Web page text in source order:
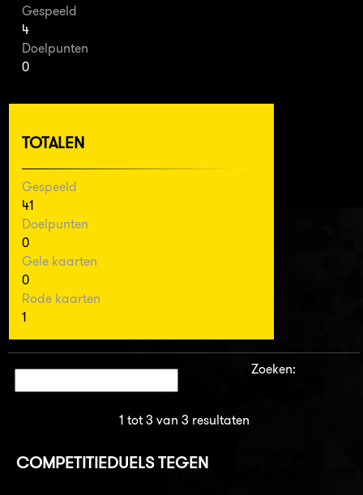
Gespeeld
4
Doelpunten
0
TOTALEN
Gespeeld
41
Doelpunten
0
Gele kaarten
0
Rode kaarten
1
Zoeken:
1 tot 3 van 3 resultaten
COMPETITIEDUELS TEGEN